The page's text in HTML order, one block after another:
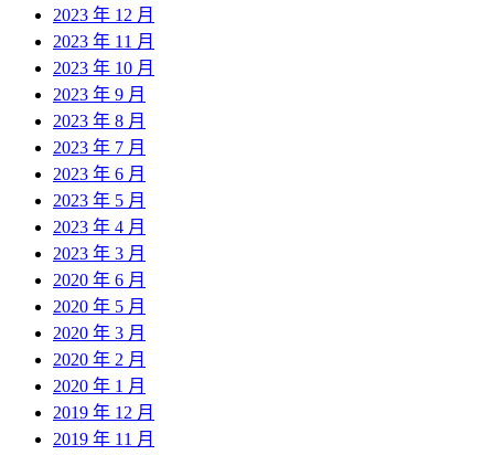
2023 年 12 月
2023 年 11 月
2023 年 10 月
2023 年 9 月
2023 年 8 月
2023 年 7 月
2023 年 6 月
2023 年 5 月
2023 年 4 月
2023 年 3 月
2020 年 6 月
2020 年 5 月
2020 年 3 月
2020 年 2 月
2020 年 1 月
2019 年 12 月
2019 年 11 月